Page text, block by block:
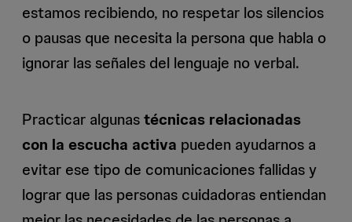
estamos recibiendo, no respetar los silencios
o pausas que necesita la persona que habla o
ignorar las señales del lenguaje no verbal.
Practicar algunastécnicas relacionadas
con la escucha activa pueden ayudarnos a
evitar ese tipo de comunicaciones fallidas y
lograr que las personas cuidadoras entiendan